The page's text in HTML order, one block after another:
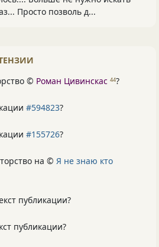
Просто позволь д...
© Роман Цивинскас 44?
#594823?
#155726?
на © Я не знаю кто
публикации?
публикации?